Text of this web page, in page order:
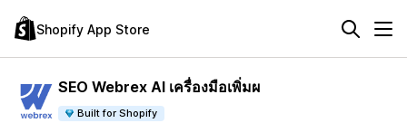
Shopify App Store
SEO Webrex AI เครื่องมือเพิ่มผ
Built for Shopify